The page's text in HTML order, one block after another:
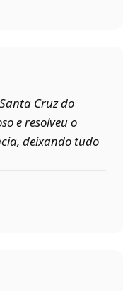
Cruz do
e resolveu o
deixando tudo